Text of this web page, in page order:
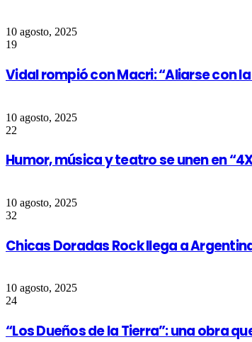
10 agosto, 2025
19
Vidal rompió con Macri: “Aliarse con la
10 agosto, 2025
22
Humor, música y teatro se unen en
10 agosto, 2025
32
Chicas Doradas Rock llega a
10 agosto, 2025
24
“Los Dueños de la Tierra”: una obra